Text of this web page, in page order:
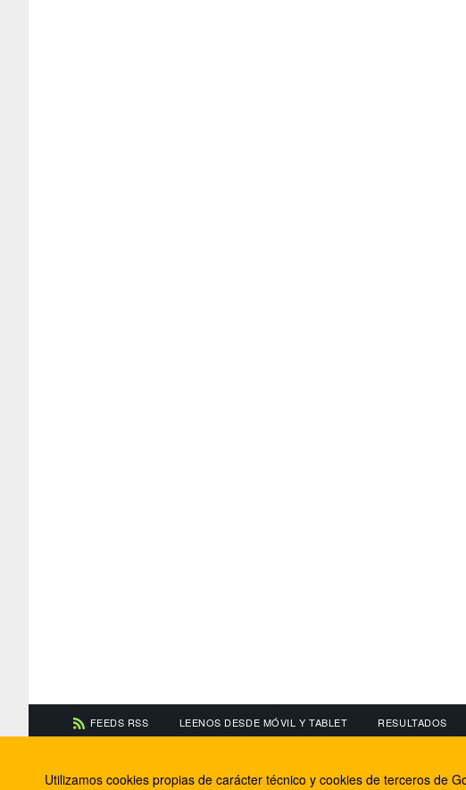
FEEDS RSS LEENOS DESDE MÓVIL Y TABLET RESULTADOS
Información de contacto
El equipo de FútbolBalear
Utilizamos cookies propias de carácter técnico y cookies de terceros de